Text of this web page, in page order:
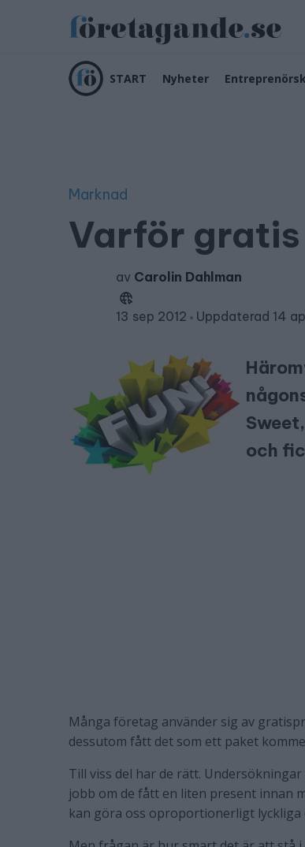
START Nyheter
Marknad
Varför
av Carolin Dahlman
13 sep 2012 Uppdaterad 14
och
Många företag använder sig av
dessutom fått det som ett paket
Till viss del har de rätt.
jobb om de fått en liten present innan
kan göra oss oproportionerligt lyckliga